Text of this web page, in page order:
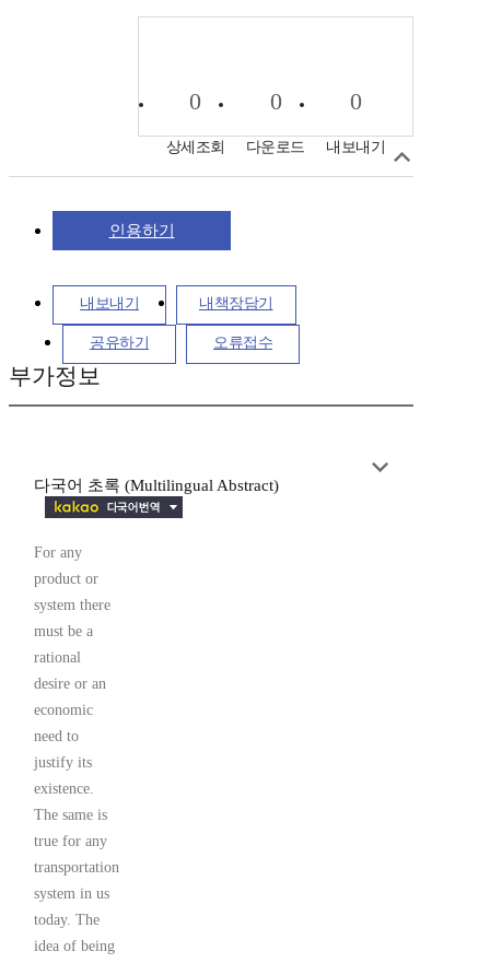
0
상세조회
0
다운로드
0
내보내기
인용하기
내보내기 내책장담기
공유하기 오류접수
부가정보
다국어 초록 (Multilingual Abstract)
For any
product or
system there
must be a
rational
desire or an
economic
need to
justify its
existence.
The same is
true for any
transportation
system in us
today. The
idea of being